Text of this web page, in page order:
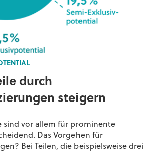
durch
steigern
sind vor allem für prominente
Das Vorgehen für
Bei Teilen, die beispielsweise drei